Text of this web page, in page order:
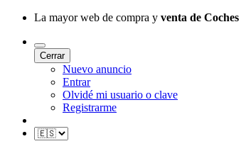
La mayor web de compra y venta de
Cerrar
Nuevo anuncio
Entrar
Olvidé mi usuario o clave
Registrarme